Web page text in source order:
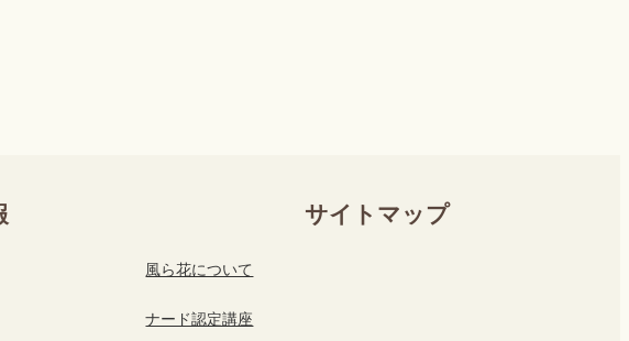
サイトマップ
風ら花について
ナード認定講座